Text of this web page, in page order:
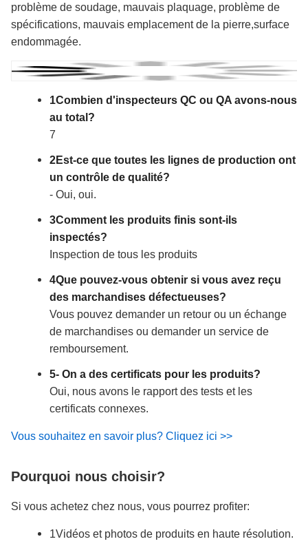
problème de soudage, mauvais plaquage, problème de
spécifications, mauvais emplacement de la pierre,surface
endommagée.
1Combien d'inspecteurs QC ou QA avons-nous
au total?
7
2Est-ce que toutes les lignes de production ont
un contrôle de qualité?
- Oui, oui.
3Comment les produits finis sont-ils
inspectés?
Inspection de tous les produits
4Que pouvez-vous obtenir si vous avez reçu
des marchandises défectueuses?
Vous pouvez demander un retour ou un échange
de marchandises ou demander un service de
remboursement.
5- On a des certificats pour les produits?
Oui, nous avons le rapport des tests et les
certificats connexes.
Vous souhaitez en savoir plus? Cliquez ici >>
Pourquoi nous choisir?
Si vous achetez chez nous, vous pourrez profiter:
1Vidéos et photos de produits en haute résolution.